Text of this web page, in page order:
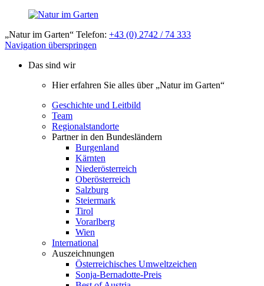
„Natur im Garten“ Telefon: +43 (0) 2742 / 74 333
Navigation überspringen
Das sind wir
Hier erfahren Sie alles über „Natur im Garten“
Geschichte und Leitbild
Team
Regionalstandorte
Partner in den Bundesländern
Burgenland
Kärnten
Niederösterreich
Oberösterreich
Salzburg
Steiermark
Tirol
Vorarlberg
Wien
International
Auszeichnungen
Österreichisches Umweltzeichen
Sonja-Bernadotte-Preis